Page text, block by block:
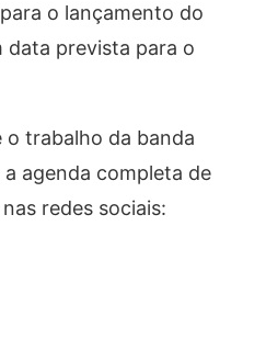
o lançamento do
data prevista para o
o trabalho da banda
agenda completa de
redes sociais: